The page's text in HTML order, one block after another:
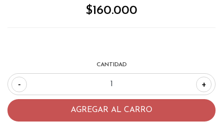
$160.000
CANTIDAD
- +